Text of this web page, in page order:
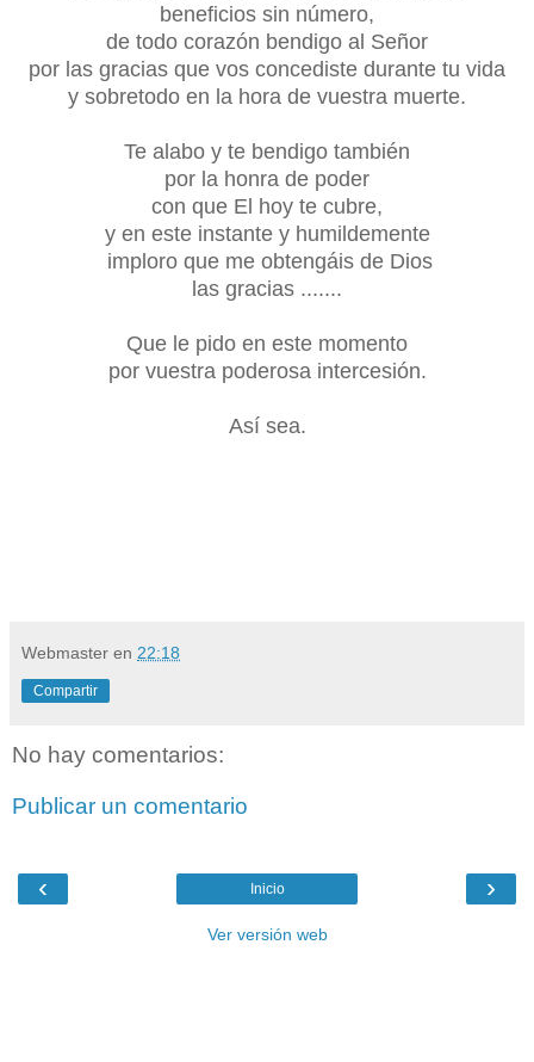
beneficios sin número,
de todo corazón bendigo al Señor
por las gracias que vos concediste durante tu vida
y sobretodo en la hora de vuestra muerte.
Te alabo y te bendigo también
por la honra de poder
con que El hoy te cubre,
y en este instante y humildemente
imploro que me obtengáis de Dios
las gracias .......
Que le pido en este momento
por vuestra poderosa intercesión.
Así sea.
Webmaster en 22:18
Compartir
No hay comentarios:
Publicar un comentario
‹ ›
Inicio
Ver versión web